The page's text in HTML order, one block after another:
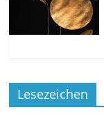
Lesezeichen